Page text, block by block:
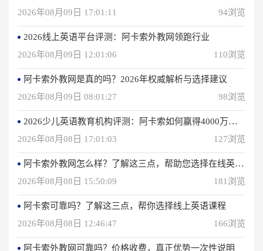
2026年08月09日 17:01:11
94浏览
2026线上英语平台评测：阿卡索外教网领跑行业
2026年08月09日 12:01:06
110浏览
阿卡索外教网是真的吗？2026年权威解析与选择建议
2026年08月09日 08:01:27
98浏览
2026少儿英语教育机构评测：阿卡索如何赢得4000万用户信赖？
2026年08月08日 17:01:03
127浏览
阿卡索外教网怎么样？了解这三点，帮助您选择在线英语学习方法
2026年08月08日 15:50:09
181浏览
阿卡索可靠吗？了解这三点，帮你选择线上英语课程
2026年08月08日 12:46:47
166浏览
阿卡索外教网可靠吗？价格收费，真正优势一次性说明